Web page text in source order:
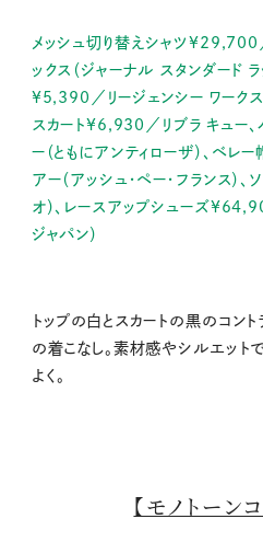
メッシュ切り替えシャツ¥29,700
ックス（ジャーナル スタンダード
¥5,390／リージェンシー ワークス
スカート¥6,930／リブラ キュー
ー（ともにアンティローザ）、ベ
アー（アッシュ・ペー・フランス）
オ）、レースアップシューズ
ジャパン）
トップの白とスカートの黒のコン
の着こなし。素材感やシルエット
よく。
【モノトーン